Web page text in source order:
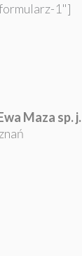
1"]
Maza sp. j.